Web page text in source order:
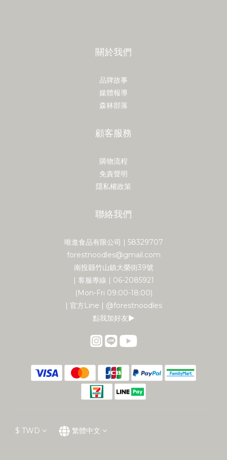
關於我們
品牌故事
媒體報導
森林部落
顧客服務
購物流程
免責聲明
隱私權政策
聯絡我們
唯進食品有限公司 | 58329707
forestnoodles@gmail.com
南投縣竹山鎮大榮街39號
| 客服專線 | 06-2085921
(Mon-Fri 09:00-18:00)
| 官方Line | @forestnoodles
點我加好友▶︎
$ TWD 繁體中文